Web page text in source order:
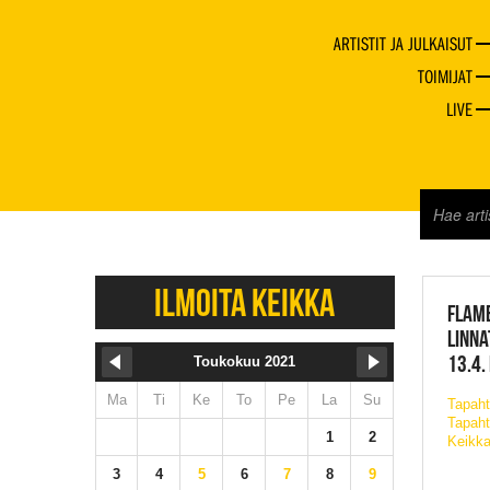
ARTISTIT JA JULKAISUT
TOIMIJAT
LIVE
13.4.
ILMOITA KEIKKA
Toukokuu 2021
Ma Ti Ke To Pe La Su
1 2
3 4 5 6 7 8 9